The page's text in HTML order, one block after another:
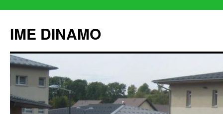
IME DINAMO